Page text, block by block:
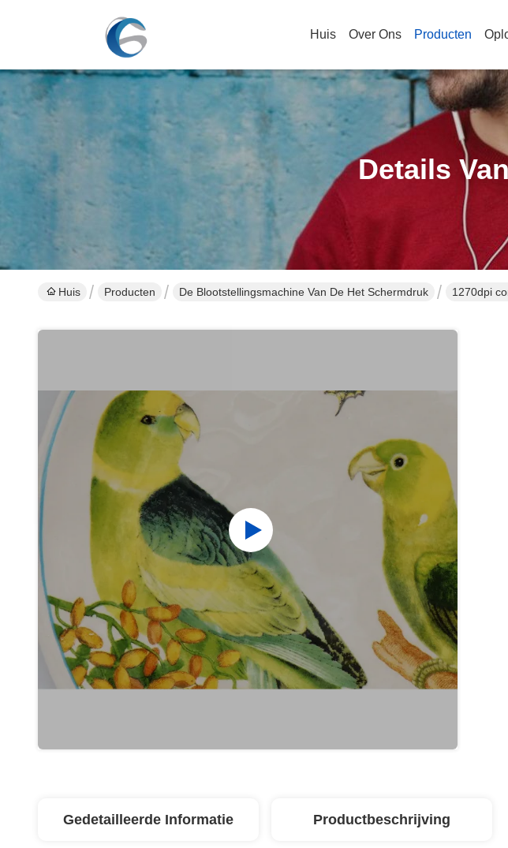
Huis Over Ons Producten
Details
Huis Producten De Blootstellingsmachine Van De Het Schermdruk 1270dpi
Gedetailleerde Informatie Productbeschrijving